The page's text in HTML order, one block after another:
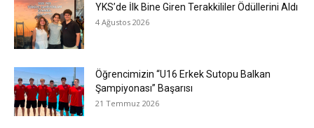
YKS’de İlk Bine Giren Terakkililer Ödüllerini Aldı
4 Ağustos 2026
Öğrencimizin “U16 Erkek Sutopu Balkan
Şampiyonası” Başarısı
21 Temmuz 2026